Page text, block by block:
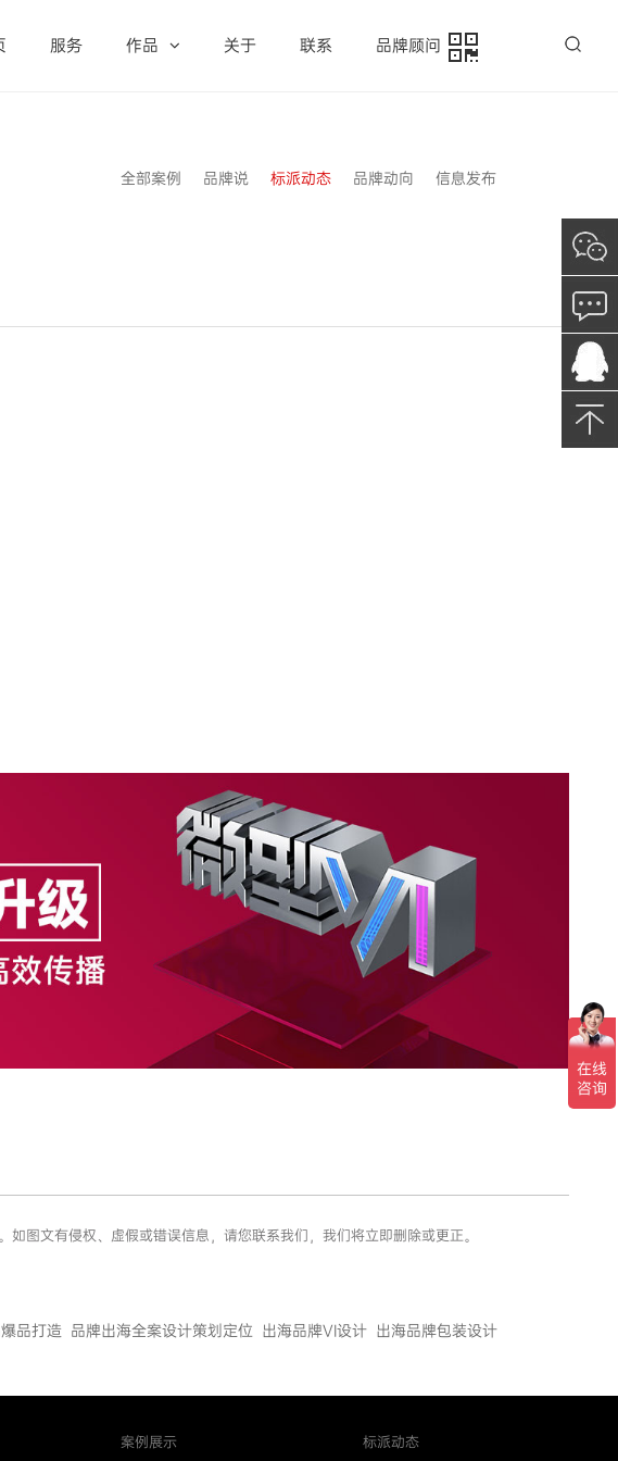
服务 作品 关于 联系 品牌顾问
全部案例 品牌说 标派动态 品牌动向 信息发布
图文有侵权、虚假或错误信息，请您联系我们，我们将立即删除或更正。
品打造 品牌出海全案设计策划定位 出海品牌VI设计 出海品牌包装设计
案例展示 标派动态